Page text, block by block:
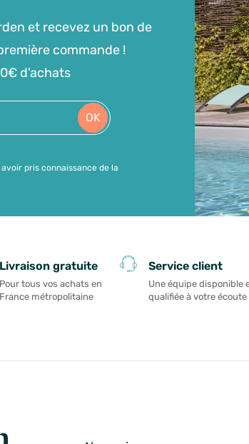
et recevez un bon de
commande !
d'achats
OK
pris connaissance de la
Livraison gratuite
Pour tous vos achats en
France métropolitaine
Service client
Une équipe disponible
qualifiée à votre écoute